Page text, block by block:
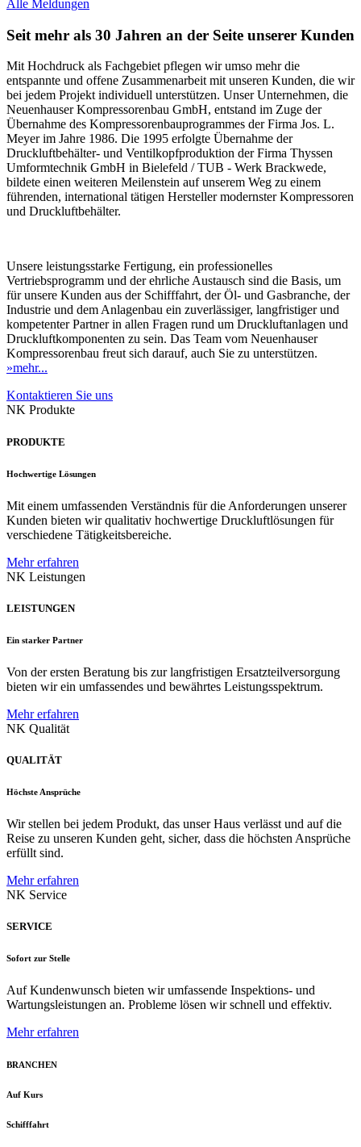
Alle Meldungen
Seit mehr als 30 Jahren an der Seite unserer Kunden
Mit Hochdruck als Fachgebiet pflegen wir umso mehr die
entspannte und offene Zusammenarbeit mit unseren Kunden, die wir
bei jedem Projekt individuell unterstützen. Unser Unternehmen, die
Neuenhauser Kompressorenbau GmbH, entstand im Zuge der
Übernahme des Kompressorenbauprogrammes der Firma Jos. L.
Meyer im Jahre 1986. Die 1995 erfolgte Übernahme der
Druckluftbehälter- und Ventilkopfproduktion der Firma Thyssen
Umformtechnik GmbH in Bielefeld / TUB - Werk Brackwede,
bildete einen weiteren Meilenstein auf unserem Weg zu einem
führenden, international tätigen Hersteller modernster Kompressoren
und Druckluftbehälter.
Unsere leistungsstarke Fertigung, ein professionelles
Vertriebsprogramm und der ehrliche Austausch sind die Basis, um
für unsere Kunden aus der Schifffahrt, der Öl- und Gasbranche, der
Industrie und dem Anlagenbau ein zuverlässiger, langfristiger und
kompetenter Partner in allen Fragen rund um Druckluftanlagen und
Druckluftkomponenten zu sein. Das Team vom Neuenhauser
Kompressorenbau freut sich darauf, auch Sie zu unterstützen.
»mehr...
Kontaktieren Sie uns
NK Produkte
PRODUKTE
Hochwertige Lösungen
Mit einem umfassenden Verständnis für die Anforderungen unserer
Kunden bieten wir qualitativ hochwertige Druckluftlösungen für
verschiedene Tätigkeitsbereiche.
Mehr erfahren
NK Leistungen
LEISTUNGEN
Ein starker Partner
Von der ersten Beratung bis zur langfristigen Ersatzteilversorgung
bieten wir ein umfassendes und bewährtes Leistungsspektrum.
Mehr erfahren
NK Qualität
QUALITÄT
Höchste Ansprüche
Wir stellen bei jedem Produkt, das unser Haus verlässt und auf die
Reise zu unseren Kunden geht, sicher, dass die höchsten Ansprüche
erfüllt sind.
Mehr erfahren
NK Service
SERVICE
Sofort zur Stelle
Auf Kundenwunsch bieten wir umfassende Inspektions- und
Wartungsleistungen an. Probleme lösen wir schnell und effektiv.
Mehr erfahren
BRANCHEN
Auf Kurs
Schifffahrt